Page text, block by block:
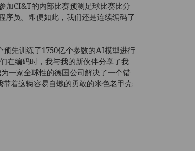
加CI&T的内部比赛预测足球比赛比分
序员。即便如此，我们还是连续编码了
先训练了1750亿个参数的AI模型进行
在编码时，我与我的新伙伴分享了我
一家全球性的德国公司解决了一个错
着这辆容易自燃的勇敢的米色老甲壳